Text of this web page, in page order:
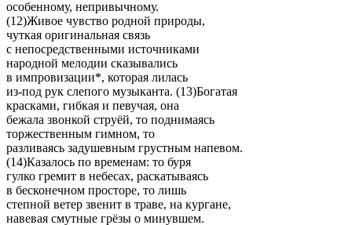
особенному, непривычному.
(12)Живое чувство родной природы,
чуткая оригинальная связь
с непосредственными источниками
народной мелодии сказывались
в импровизации*, которая лилась
из-под рук слепого музыканта. (13)Богатая
красками, гибкая и певучая, она
бежала звонкой струёй, то поднимаясь
торжественным гимном, то
разливаясь задушевным грустным напевом.
(14)Казалось по временам: то буря
гулко гремит в небесах, раскатываясь
в бесконечном просторе, то лишь
степной ветер звенит в траве, на кургане,
навевая смутные грёзы о минувшем.